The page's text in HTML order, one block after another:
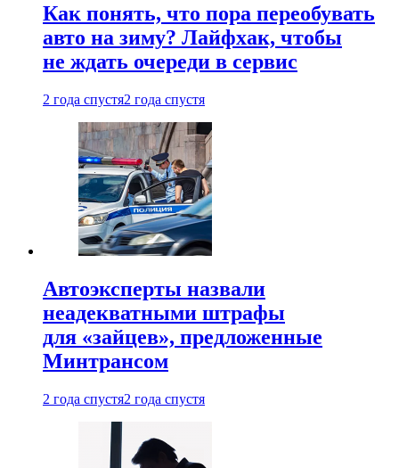
Как понять, что пора переобувать
авто на зиму? Лайфхак, чтобы
не ждать очереди в сервис
2 года спустя2 года спустя
Автоэксперты назвали
неадекватными штрафы
для «зайцев», предложенные
Минтрансом
2 года спустя2 года спустя